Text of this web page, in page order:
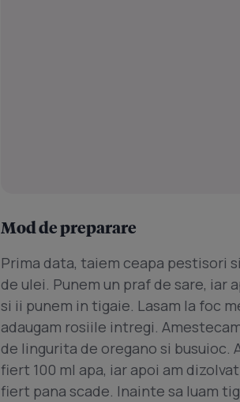
Mod de preparare
Prima data, taiem ceapa pestisori
de ulei. Punem un praf de sare,
si ii punem in tigaie. Lasam la foc
adaugam rosiile intregi.
de lingurita de oregano si
fiert 100 ml apa, iar apoi am
fiert pana scade. Inainte sa luam